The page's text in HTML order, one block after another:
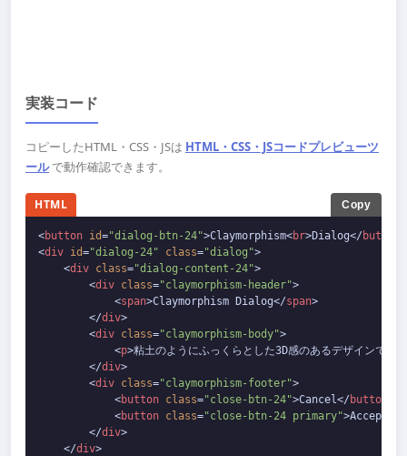
実装コード
コピーしたHTML・CSS・JSは HTML・CSS・JSコードプレビューツ
ールで動作確認できます。
HTML Copy
<button id="dialog-btn-24">Claymorphism<br>Dialog</ button
<div id="dialog-24" class="dialog">
<div class="dialog-content-24">
<div class="claymorphism-header">
<span>Claymorphism Dialog</span>
</div>
<div class="claymorphism-body">
<p>粘土のようにふっくらとした3D感のあるデザインです。
</div>
<div class="claymorphism-footer">
<button class="close-btn-24">Cancel</ button
<button class="close-btn-24 primary">Accept
</div>
</div>